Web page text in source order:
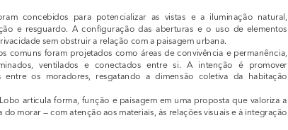
concebidos para potencializar as vistas e a iluminação natural,
e resguardo. A configuração das aberturas e o uso de elementos
sem obstruir a relação com a paisagem urbana.
comuns foram projetados como áreas de convivência e permanência,
ventilados e conectados entre si. A intenção é promover
entre os moradores, resgatando a dimensão coletiva da habitação
articula forma, função e paisagem em uma proposta que valoriza a
morar — com atenção aos materiais, às relações visuais e à integração